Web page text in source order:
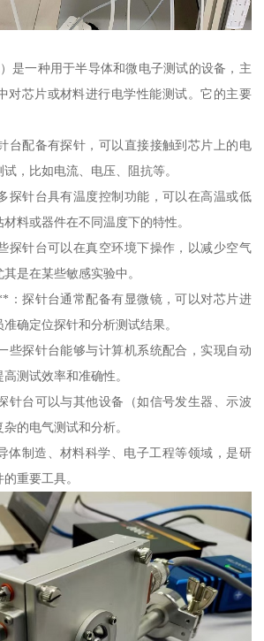
是一种用于半导体和微电子测试的设备，主
对芯片或材料进行电学性能测试。它的主要
台配备有探针，可以直接接触到芯片上的电
，比如电流、电压、阻抗等。
探针台具有温度控制功能，可以在高温或低
料或器件在不同温度下的特性。
探针台可以在真空环境下操作，以减少空气
是在某些敏感实验中。
：探针台通常配备有显微镜，可以对芯片进
确定位探针和分析测试结果。
些探针台能够与计算机系统配合，实现自动
测试效率和准确性。
针台可以与其他设备（如信号发生器、示波
的电气测试和分析。
体制造、材料科学、电子工程等领域，是研
重要工具。